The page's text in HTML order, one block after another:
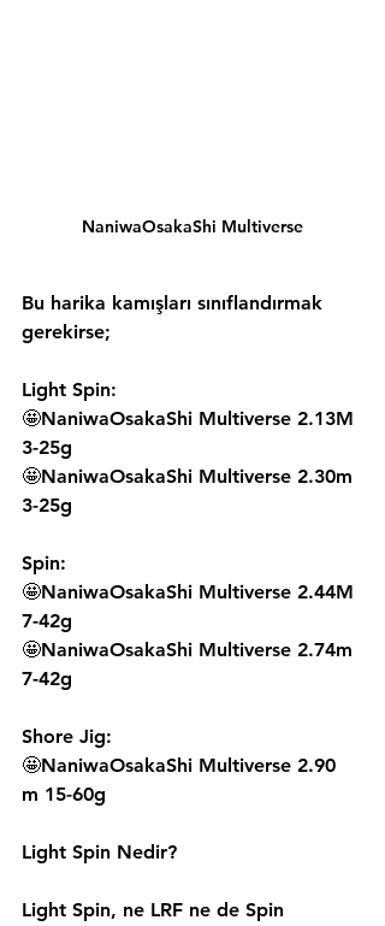
NaniwaOsakaShi Multiverse
Bu harika kamışları sınıflandırmak
gerekirse;
Light Spin:
🤩NaniwaOsakaShi Multiverse 2.13M
3-25g
🤩NaniwaOsakaShi Multiverse 2.30m
3-25g
Spin:
🤩NaniwaOsakaShi Multiverse 2.44M
7-42g
🤩NaniwaOsakaShi Multiverse 2.74m
7-42g
Shore Jig:
🤩NaniwaOsakaShi Multiverse 2.90
m 15-60g
Light Spin Nedir?
Light Spin, ne LRF ne de Spin